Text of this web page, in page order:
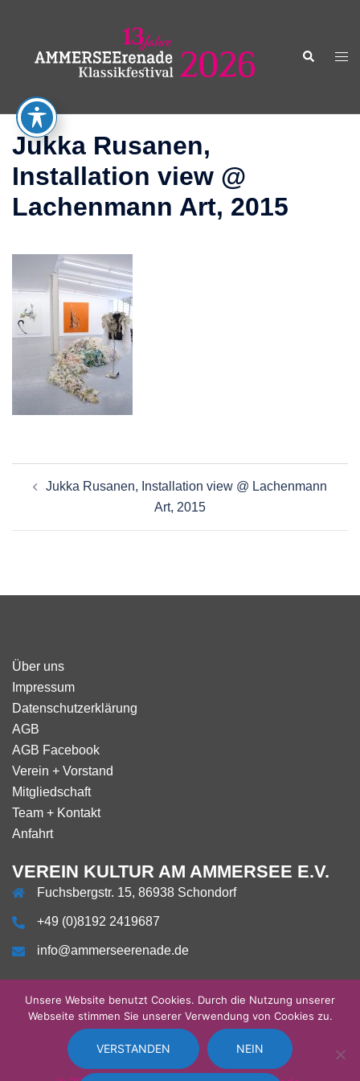
springen
Suche
Jukka Rusanen,
Installation view @
Lachenmann Art, 2015
Jukka Rusanen, Installation view @ Lachenmann
Art, 2015
Über uns
Impressum
Datenschutzerklärung
AGB
AGB Facebook
Verein + Vorstand
Mitgliedschaft
Team + Kontakt
Anfahrt
VEREIN KULTUR AM AMMERSEE E.V.
Fuchsbergstr. 15, 86938 Schondorf
+49 (0)8192 2419687
info@ammerseerenade.de
Über ImpressumDatenschutzerklärung
AGB AGB
Facebook
Verein
+
Vorstand
Mitgliedschaft
Team
+
Kontakt
Anfahrt
Unsere Website benutzt Cookies. Durch die Nutzung unserer
Webseite stimmen Sie unserer Verwendung von Cookies zu.
VERSTANDEN NEIN